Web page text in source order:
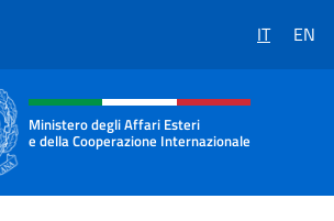
IT EN
sito, social e menù
Ministero degli Affari Esteri
e della Cooperazione Internazionale